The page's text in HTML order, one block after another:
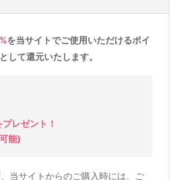
%を当サイトでご使用いただけるポイ
して還元いたします。
レゼント！
能)
当サイトからのご購入時には、ご